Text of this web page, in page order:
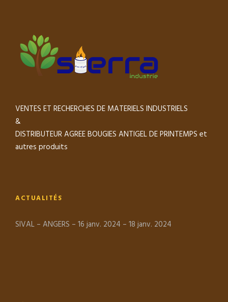
VENTES ET RECHERCHES DE MATERIELS INDUSTRIELS
&
DISTRIBUTEUR AGREE BOUGIES ANTIGEL DE PRINTEMPS et
autres produits
ACTUALITÉS
SIVAL – ANGERS – 16 janv. 2024 – 18 janv. 2024